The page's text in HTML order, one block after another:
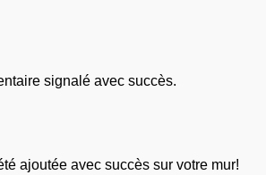
signalé avec succès.
ajoutée avec succès sur votre mur!